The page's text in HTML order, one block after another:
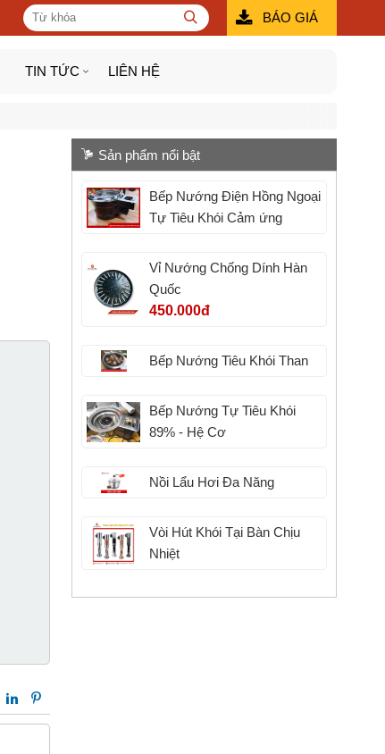
BÁO GIÁ
TIN TỨC LIÊN HỆ
Sản phẩm nổi bật
Bếp Nướng Điện Hồng Ngoại
Tự Tiêu Khói Cảm ứng
Vỉ Nướng Chống Dính Hàn
Quốc
450.000đ
Bếp Nướng Tiêu Khói Than
Bếp Nướng Tự Tiêu Khói
89% - Hệ Cơ
Nồi Lẩu Hơi Đa Năng
Vòi Hút Khói Tại Bàn Chịu
Nhiệt